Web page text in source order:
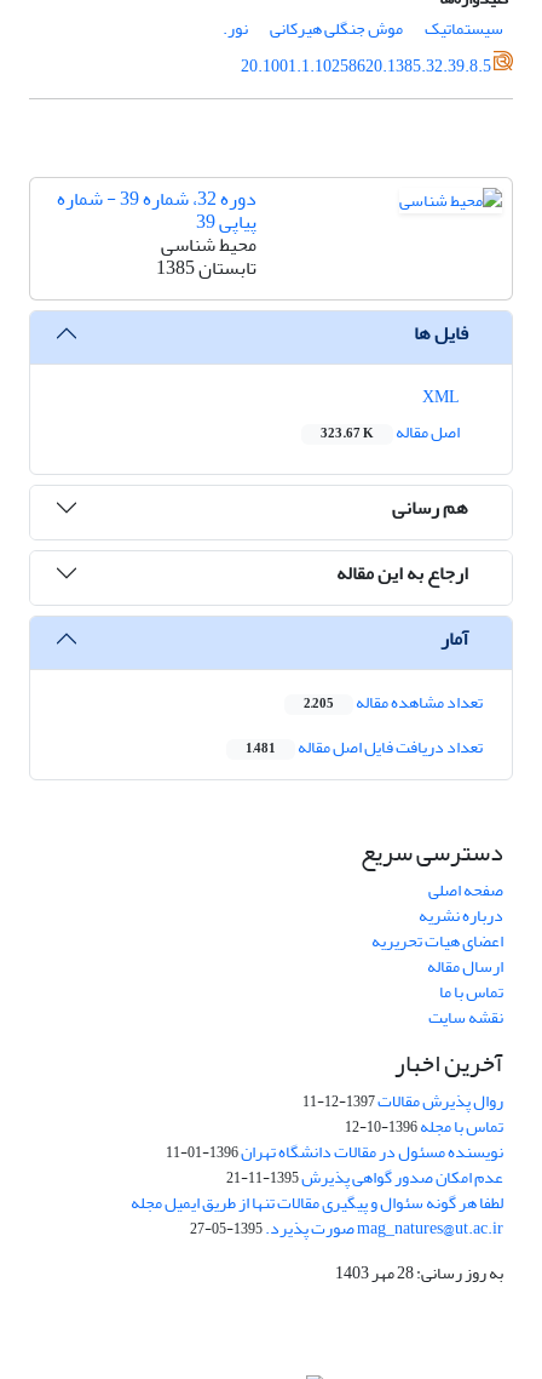
سیستماتیک
موش جنگلی هیرکانی
نور.
20.1001.1.10258620.1385.32.39.8.5
دوره 32، شماره 39 - شماره
پیاپی 39
محیط شناسی
تابستان 1385
فایل ها
اصل مقاله
323.67 K
هم رسانی
ارجاع به این مقاله
آمار
تعداد مشاهده مقاله 2,205
تعداد دریافت فایل اصل مقاله 1,481
دسترسی سریع
صفحه اصلی
درباره نشریه
اعضای هیات تحریریه
ارسال مقاله
تماس با ما
نقشه سایت
آخرین اخبار
روال پذیرش مقالات1397-12-11
تماس با مجله1396-10-12
نویسنده مسئول در مقالات دانشگاه تهران1396-01-11
عدم امکان صدور گواهی پذیرش1395-11-21
لطفا هر گونه سئوال و پیگیری مقالات تنها از طریق ایمیل مجله
mag_natures@ut.ac.ir صورت پذیرد. 1395-05-27
به روز رسانی: 28 مهر 1403